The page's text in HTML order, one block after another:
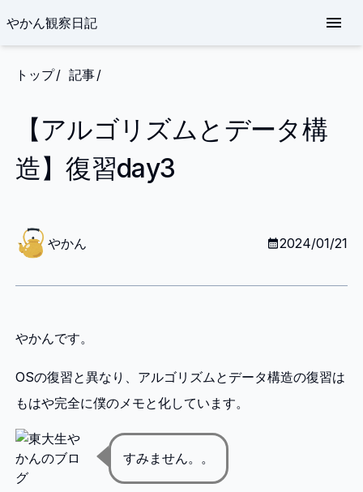
やかん観察日記
トップ 記事
【アルゴリズムとデータ構
造】復習day3
か
やかん 2024/01/21
やかんです。
OSの復習と異なり、アルゴリズムとデータ構造の復習は
もはや完全に僕のメモと化しています。
すみません。。